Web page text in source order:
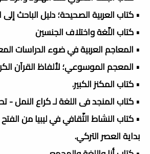
• كتاب العربية الصحيحة؛ دليل الباحث
• كتاب اللّغة واختلاف الجنسين
• المعاجم العربية في ضوء الدراسات
• المعجم الموسوعي؛ لألفاظ القرآن
• كتاب المكنز الكبير.
• كتاب المنجد فى اللغة لـ كراع النمل -
• كتاب النشاط الثّقافي في ليبيا من
بداية العصر التركي.